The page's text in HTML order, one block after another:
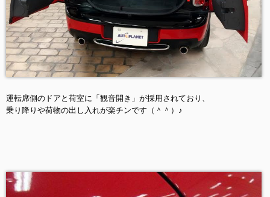
運転席側のドアと荷室に「観音開き」が採用されており、
乗り降りや荷物の出し入れが楽チンです（＾＾）♪